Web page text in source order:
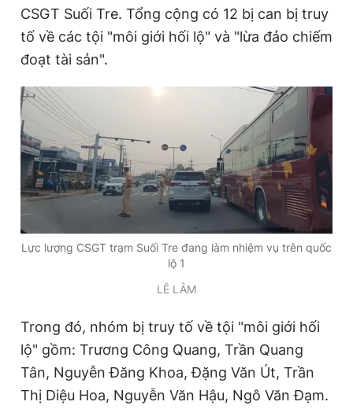
Tiện ích Bạn cần biết
Thông tin tòa soạn
Đọc Thanh Niên trên điện thoại
Hotline
0906 645 777
Liên hệ quảng cáo
0908 780 404
Đặt báo Quảng cáo RSS Tòa soạn Chính sách bảo
CSGT Suối Tre. Tổng cộng có 12 bị can bị truy
tố về các tội "môi giới hối lộ" và "lừa đảo chiếm
đoạt tài sản".
Lực lượng CSGT trạm Suối Tre đang làm nhiệm vụ trên quốc
lộ 1
LÊ LÂM
Trong đó, nhóm bị truy tố về tội "môi giới hối
lộ" gồm: Trương Công Quang, Trần Quang
Tân, Nguyễn Đăng Khoa, Đặng Văn Út, Trần
Thị Diệu Hoa, Nguyễn Văn Hậu, Ngô Văn Đạm.